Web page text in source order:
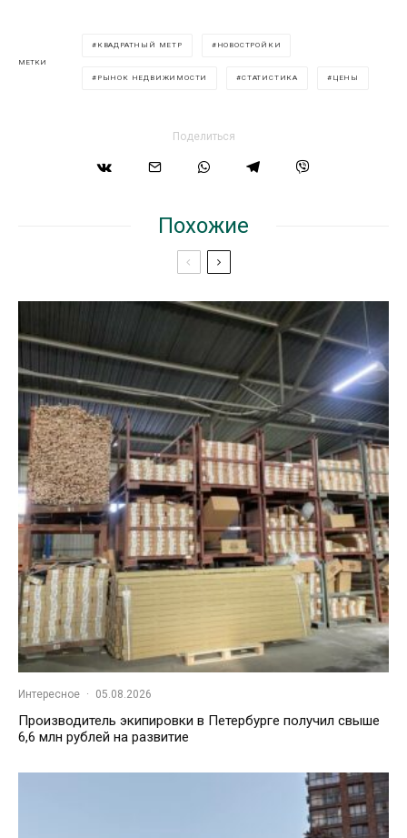
МЕТКИ
КВАДРАТНЫЙ МЕТР НОВОСТРОЙКИ
РЫНОК НЕДВИЖИМОСТИ СТАТИСТИКА ЦЕНЫ
Поделиться
Похожие
Интересное · 05.08.2026
Производитель экипировки в Петербурге получил свыше
6,6 млн рублей на развитие